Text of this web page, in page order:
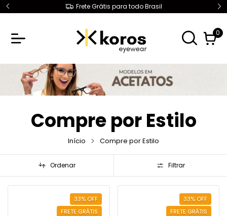
Frete Grátis para todo Brasil
0
Compre por Estilo
Início Compre por Estilo
Ordenar Filtrar
33% OFF
FRETE GRÁTIS
33% OFF
FRETE GRÁTIS